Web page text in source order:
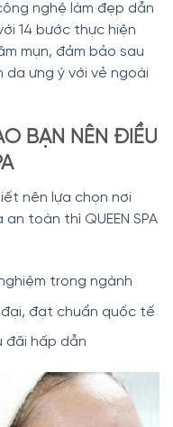
nghệ làm đẹp dẫn
14 bước thực hiện
mụn, đảm bảo sau
da ưng ý với vẻ ngoài
BẠN NÊN ĐIỀU
nên lựa chọn nơi
toàn thì QUEEN SPA
trong ngành
đạt chuẩn quốc tế
đãi hấp dẫn